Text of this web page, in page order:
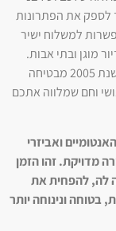
לספק את הפתרונות
למשלוח ישיר
מוגן ובתי אבות.
הצטרפות לקהל הלקוחות הרחב והיציב שלנו מאז שנת 2005 מבטיחה
וחם שמלווה אתכם
ואביזרי
מדויקת. זהו הזמן
לה, להפחית את
בטוחה ונינוחה יותר